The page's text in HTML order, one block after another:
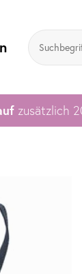
zusätzlich